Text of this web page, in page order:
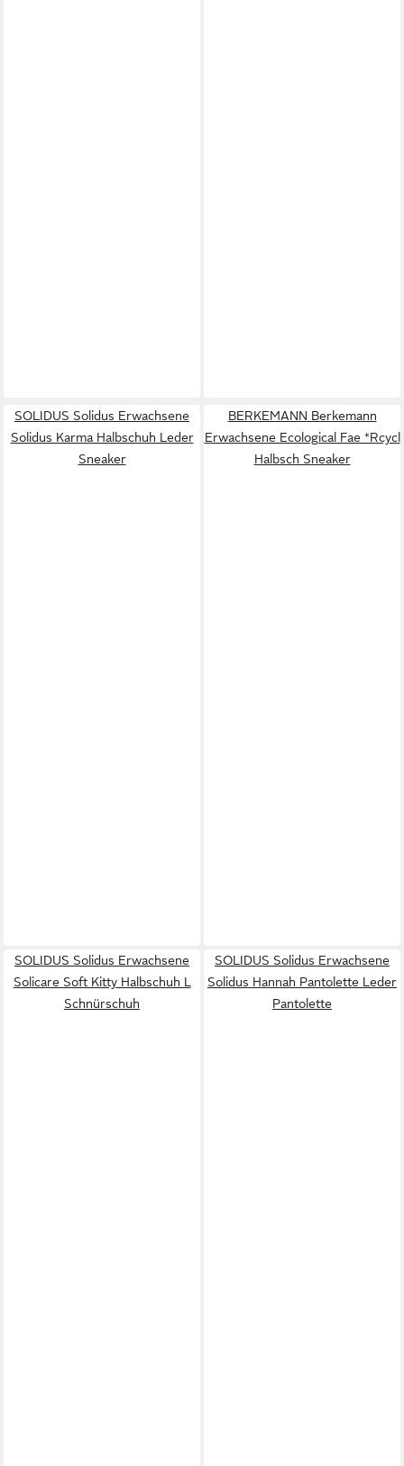
SOLIDUS Solidus Erwachsene
Solidus Karma Halbschuh Leder
Sneaker
BERKEMANN Berkemann
Erwachsene Ecological Fae *Rcycl
Halbsch Sneaker
SOLIDUS Solidus Erwachsene
Solicare Soft Kitty Halbschuh L
Schnürschuh
SOLIDUS Solidus Erwachsene
Solidus Hannah Pantolette Leder
Pantolette